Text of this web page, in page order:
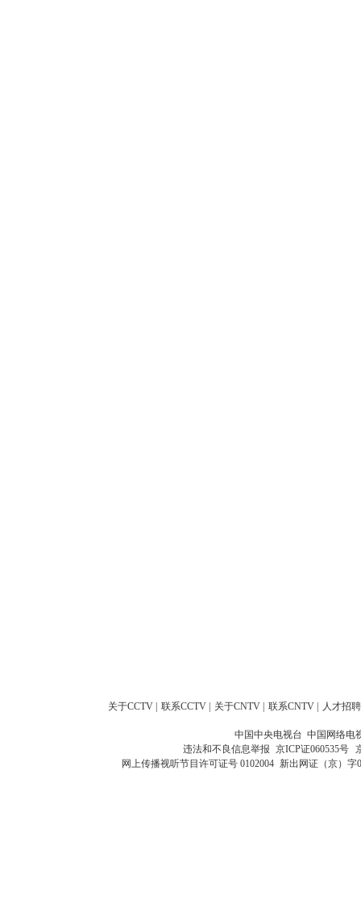
关于CCTV 联系CCTV 关于CNTV 联系CNTV 人才招聘
中国中央电视台 中国网络电
违法和不良信息举报 京ICP证060535号
网上传播视听节目许可证号 0102004 新出网证（京）